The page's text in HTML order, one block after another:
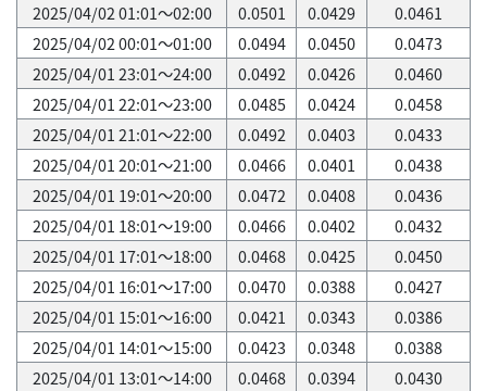
2025/04/02 01:01～02:00
0.0501 0.0429
0.0461
2025/04/02 00:01～01:00
0.0494 0.0450
0.0473
2025/04/01 23:01～24:00
0.0492 0.0426
0.0460
2025/04/01 22:01～23:00
0.0485 0.0424
0.0458
2025/04/01 21:01～22:00
0.0492 0.0403
0.0433
2025/04/01 20:01～21:00
0.0466 0.0401
0.0438
2025/04/01 19:01～20:00
0.0472 0.0408
0.0436
2025/04/01 18:01～19:00
0.0466 0.0402
0.0432
2025/04/01 17:01～18:00
0.0468 0.0425
0.0450
2025/04/01 16:01～17:00
0.0470 0.0388
0.0427
2025/04/01 15:01～16:00
0.0421 0.0343
0.0386
2025/04/01 14:01～15:00
0.0423 0.0348
0.0388
2025/04/01 13:01～14:00
0.0468 0.0394
0.0430